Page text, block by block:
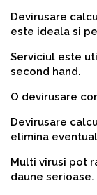
Devirusare
este ideala si
Serviciul este
second hand.
O devirusare
Devirusare
elimina
Multi virusi pot
daune serioase.